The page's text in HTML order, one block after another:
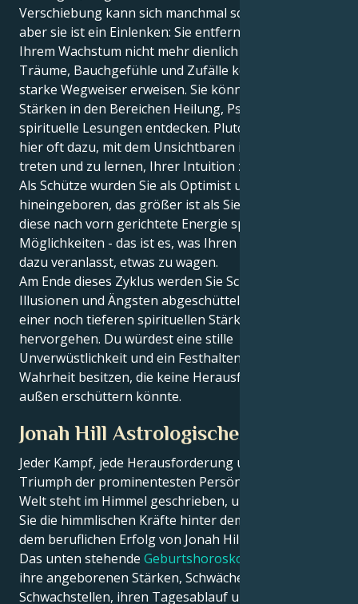
Verschiebung kann sich manchmal schwer anfühlen,
aber sie ist ein Einlenken: Sie entfernt alles, was
Ihrem Wachstum nicht mehr dienlich ist.
Träume, Bauchgefühle und Zufälle können sich als
starke Wegweiser erweisen. Sie könnten verborgene
Stärken in den Bereichen Heilung, Psychologie oder
spirituelle Lesungen entdecken. Pluto inspiriert Sie
hier oft dazu, mit dem Unsichtbaren in Kontakt zu
treten und zu lernen, Ihrer Intuition zu vertrauen.
Als Schütze wurden Sie als Optimist und in etwas
hineingeboren, das größer ist als Sie selbst, und all
diese nach vorn gerichtete Energie sprüht vor
Möglichkeiten - das ist es, was Ihren Abenteuergeist
dazu veranlasst, etwas zu wagen.
Am Ende dieses Zyklus werden Sie Schichten von
Illusionen und Ängsten abgeschüttelt haben und mit
einer noch tieferen spirituellen Stärke daraus
hervorgehen. Du würdest eine stille
Unverwüstlichkeit und ein Festhalten an der
Wahrheit besitzen, die keine Herausforderung von
außen erschüttern könnte.
Jonah Hill Astrologisches Porträt
Jeder Kampf, jede Herausforderung und jeder
Triumph der prominentesten Persönlichkeiten der
Welt steht im Himmel geschrieben, und jetzt können
Sie die himmlischen Kräfte hinter dem Charme und
dem beruflichen Erfolg von Jonah Hill entschlüsseln.
Das unten stehende Geburtshoroskop
ihre angeborenen Stärken, Schwächen,
Schwachstellen, ihren Tagesablauf und ihre